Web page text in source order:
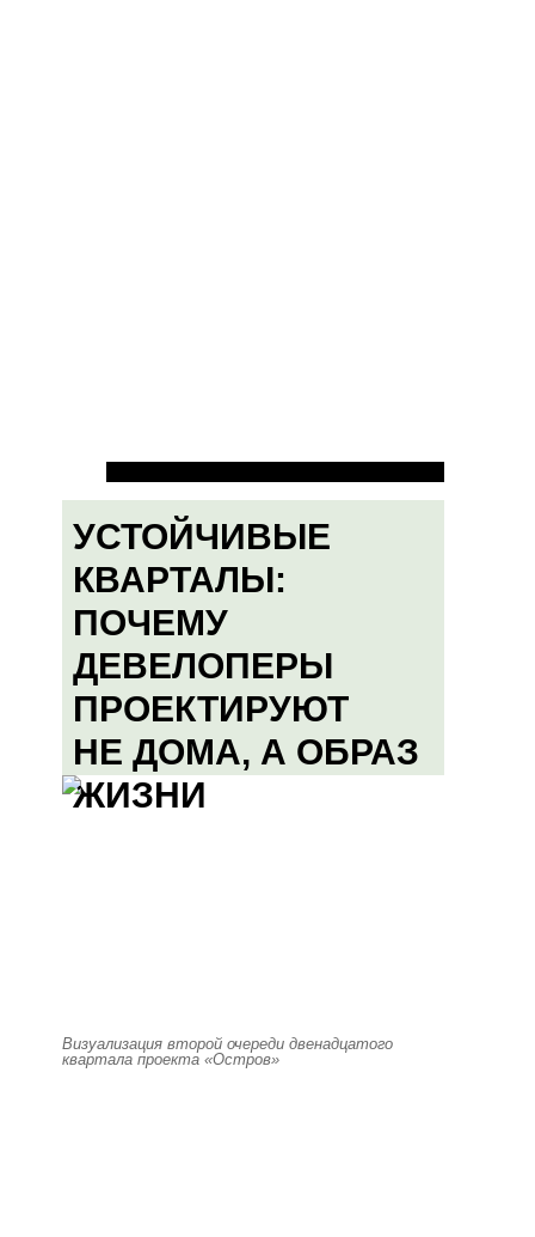
УСТОЙЧИВЫЕ
КВАРТАЛЫ:
ПОЧЕМУ
ДЕВЕЛОПЕРЫ
ПРОЕКТИРУЮТ
НЕ ДОМА, А ОБРАЗ
ЖИЗНИ
Визуализация второй очереди двенадцатого
квартала проекта «Остров»